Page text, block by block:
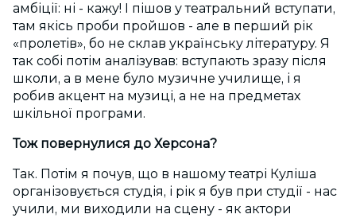
амбіції: ні - кажу! І пішов у театральний вступати,
там якісь проби пройшов - але в перший рік
«пролетів», бо не склав українську літературу. Я
так собі потім аналізував: вступають зразу після
школи, а в мене було музичне училище, і я
робив акцент на музиці, а не на предметах
шкільної програми.
Тож повернулися до Херсона?
Так. Потім я почув, що в нашому театрі Куліша
організовується студія, і рік я був при студії - нас
учили, ми виходили на сцену - як актори